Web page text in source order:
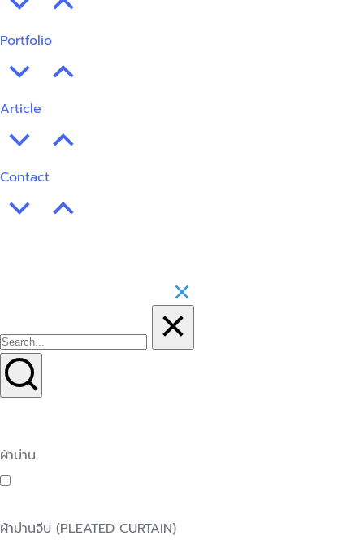
Portfolio
Article
Contact
ผ้าม่าน
ผ้าม่านจีบ (PLEATED CURTAIN)